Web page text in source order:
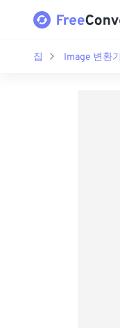
집 Image 변환기